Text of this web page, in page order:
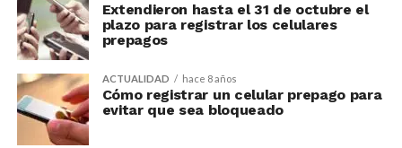
Extendieron hasta el 31 de octubre el
plazo para registrar los celulares
prepagos
ACTUALIDAD hace 8 años
Cómo registrar un celular prepago para
evitar que sea bloqueado